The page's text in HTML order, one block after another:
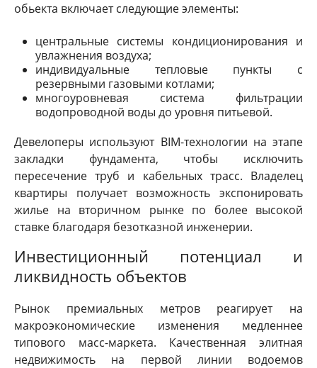
обьекта включает следующие элементы:
центральные системы кондиционирования и
увлажнения воздуха;
индивидуальные тепловые пункты с
резервными газовыми котлами;
многоуровневая система фильтрации
водопроводной воды до уровня питьевой.
Девелоперы используют BIM-технологии на этапе
закладки фундамента, чтобы исключить
пересечение труб и кабельных трасс. Владелец
квартиры получает возможность экспонировать
жилье на вторичном рынке по более высокой
ставке благодаря безотказной инженерии.
Инвестиционный потенциал и
ликвидность объектов
Рынок премиальных метров реагирует на
макроэкономические изменения медленнее
типового масс-маркета. Качественная элитная
недвижимость на первой линии водоемов